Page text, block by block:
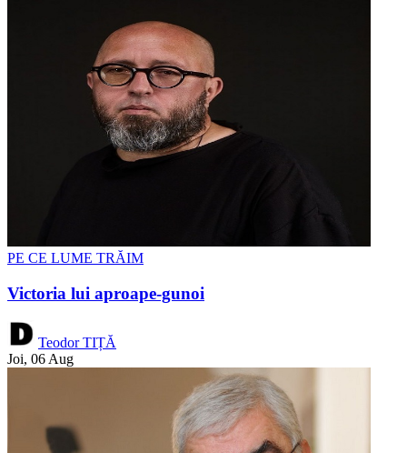
PE CE LUME TRĂIM
Victoria lui aproape-gunoi
Teodor TIȚĂ
Joi, 06 Aug